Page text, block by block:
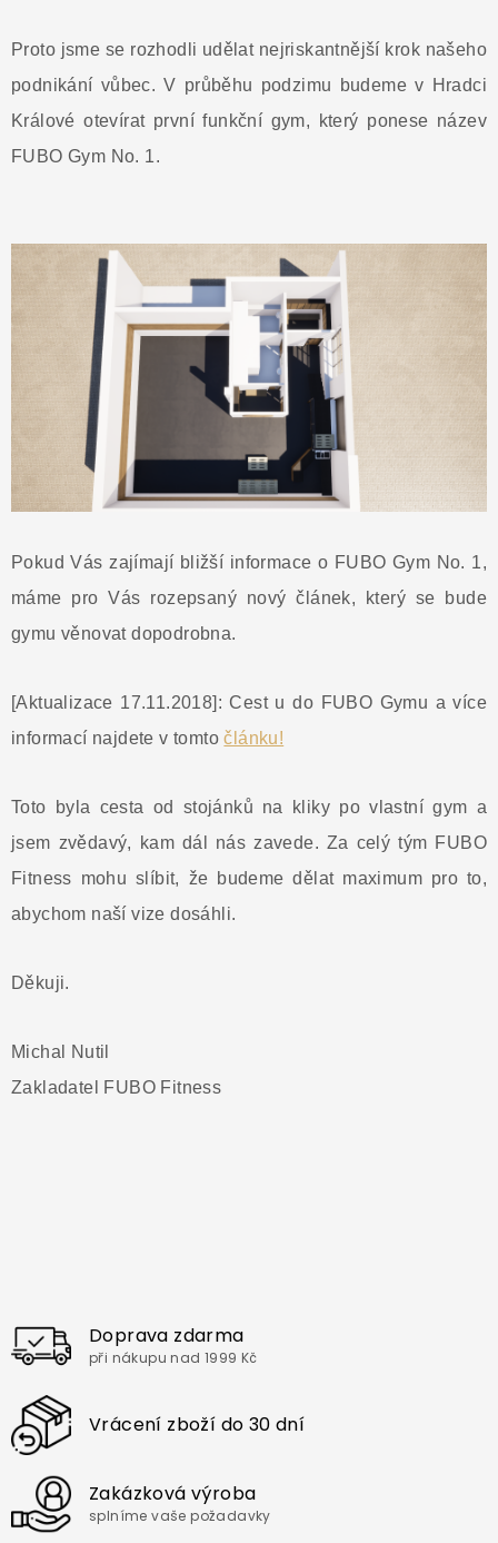
Proto jsme se rozhodli udělat nejriskantnější krok našeho
podnikání vůbec. V průběhu podzimu budeme v Hradci
Králové otevírat první funkční gym, který ponese název
FUBO Gym No. 1.
Pokud Vás zajímají bližší informace o FUBO Gym No. 1,
máme pro Vás rozepsaný nový článek, který se bude
gymu věnovat dopodrobna.
[Aktualizace 17.11.2018]: Cest u do FUBO Gymu a více
informací najdete v tomtočlánku!
Toto byla cesta od stojánků na kliky po vlastní gym a
jsem zvědavý, kam dál nás zavede. Za celý tým FUBO
Fitness mohu slíbit, že budeme dělat maximum pro to,
abychom naší vize dosáhli.
Děkuji.
Michal Nutil
Zakladatel FUBO Fitness
Doprava zdarma
při nákupu nad 1999 Kč
Vrácení zboží do 30 dní
Zakázková výroba
splníme vaše požadavky